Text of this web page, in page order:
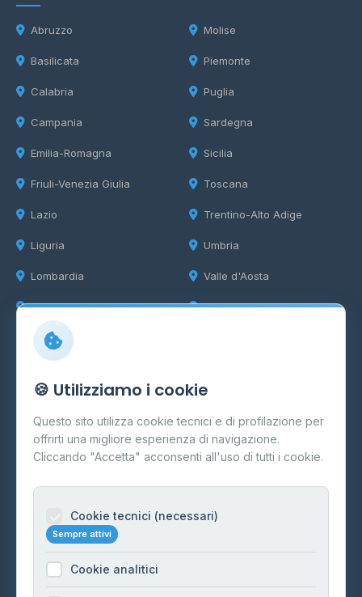
Abruzzo
Basilicata
Calabria
Campania
Emilia-Romagna
Friuli-Venezia Giulia
Lazio
Liguria
Lombardia
Marche
Molise
Piemonte
Puglia
Sardegna
Sicilia
Toscana
Trentino-Alto Adige
Umbria
Valle d'Aosta
Veneto
Info
Cos'è il GPL
FAQ
Contatti
Informazioni legali
Cookie Policy
🍪 Utilizziamo i cookie
Questo sito utilizza cookie tecnici e di profilazione per
offrirti una migliore esperienza di navigazione.
Cliccando "Accetta" acconsenti all'uso di tutti i cookie.
Cookie tecnici (necessari)
Sempre attivi
Cookie analitici